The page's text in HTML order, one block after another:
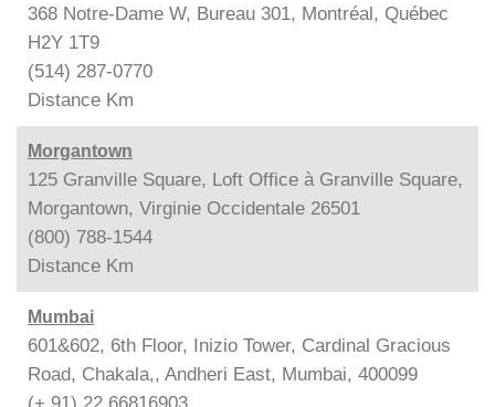
368 Notre-Dame W, Bureau 301, Montréal, Québec
H2Y 1T9
(514) 287-0770
Distance Km
Morgantown
125 Granville Square, Loft Office à Granville Square,
Morgantown, Virginie Occidentale 26501
(800) 788-1544
Distance Km
Mumbai
601&602, 6th Floor, Inizio Tower, Cardinal Gracious
Road, Chakala,, Andheri East, Mumbai, 400099
(+ 91) 22 66816903